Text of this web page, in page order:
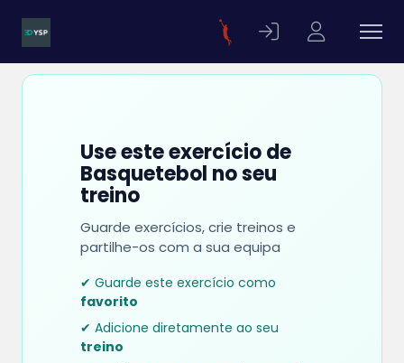
Use este exercício de
Basquetebol no seu
treino
Guarde exercícios, crie treinos e
partilhe-os com a sua equipa
✔ Guarde este exercício como
favorito
✔ Adicione diretamente ao seu
treino